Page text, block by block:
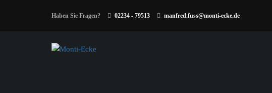
Haben Sie Fragen? 02234 - 79513 manfred.fuss@monti-ecke.de